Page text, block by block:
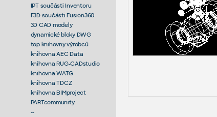
IPT součásti Inventoru
F3D součásti Fusion360
3D CAD modely
dynamické bloky DWG
top knihovny výrobců
knihovna AEC Data
knihovna RUG-CADstudio
knihovna WATG
knihovna TDCZ
knihovna BIMproject
PARTcommunity
--